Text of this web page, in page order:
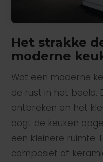
Het strakke
moderne
Wat een moderne
de rust in het beeld.
ontbreken en het
oogt de keuken
een kleinere ruimte.
composiet of